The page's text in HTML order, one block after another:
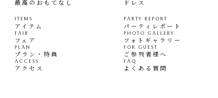
最高のおもてなし ドレス
ITEMS
アイテム
FAIR
フェア
PLAN
プラン・特典
ACCESS
アクセス
PARTY REPORT
パーティレポート
PHOTO GALLERY
フォトギャラリー
FOR GUEST
ご参列者様へ
FAQ
よくある質問